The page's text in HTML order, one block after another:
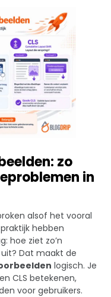
zo
in
alsof het vooral
hebben
hoe ziet zo’n
Dat maakt de
logisch. Je
CLS betekenen,
voor gebruikers.